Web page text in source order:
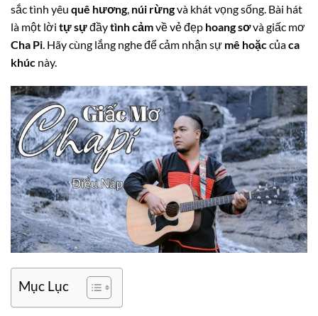
sắc tình yêu quê hương, núi rừngvà khát vọng sống. Bài hát
là một lời tự sựđầytình cảmvề vẻ đẹp hoang sơvà giấc mơ
Cha Pi. Hãy cùng lắng nghe để cảm nhận sự mê hoặccủaca
khúc này.
Mục Lục